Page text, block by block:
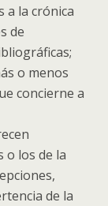
a la crónica
de
o menos
concierne a
o los de la
de la